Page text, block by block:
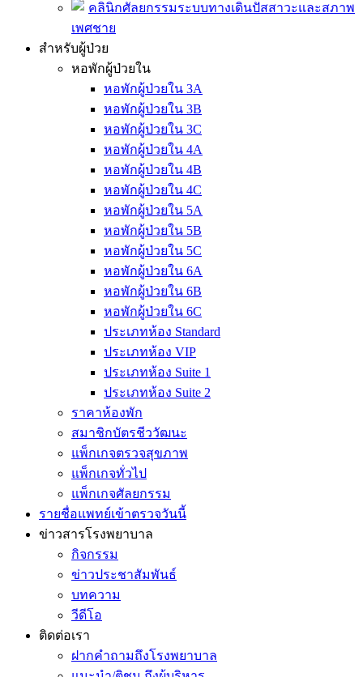
คลินิกศัลยกรรมระบบทางเดินปัสสาวะและสภาพ
เพศชาย
สำหรับผู้ป่วย
หอพักผู้ป่วยใน
หอพักผู้ป่วยใน 3A
หอพักผู้ป่วยใน 3B
หอพักผู้ป่วยใน 3C
หอพักผู้ป่วยใน 4A
หอพักผู้ป่วยใน 4B
หอพักผู้ป่วยใน 4C
หอพักผู้ป่วยใน 5A
หอพักผู้ป่วยใน 5B
หอพักผู้ป่วยใน 5C
หอพักผู้ป่วยใน 6A
หอพักผู้ป่วยใน 6B
หอพักผู้ป่วยใน 6C
ประเภทห้อง Standard
ประเภทห้อง VIP
ประเภทห้อง Suite 1
ประเภทห้อง Suite 2
ราคาห้องพัก
สมาชิกบัตรชีววัฒนะ
แพ็กเกจตรวจสุขภาพ
แพ็กเกจทั่วไป
แพ็กเกจศัลยกรรม
รายชื่อแพทย์เข้าตรวจวันนี้
ข่าวสารโรงพยาบาล
กิจกรรม
ข่าวประชาสัมพันธ์
บทความ
วีดีโอ
ติดต่อเรา
ฝากคำถามถึงโรงพยาบาล